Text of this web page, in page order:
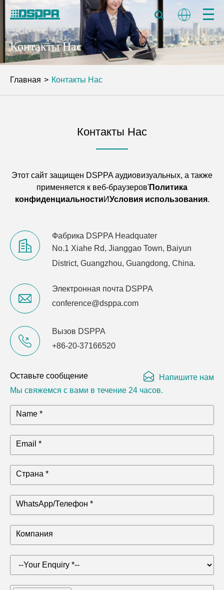
Контакты Нас
Главная Контакты Нас
Контакты Нас
Этот сайт защищен DSPPA аудиовизуальных, а также
применяется к веб-браузеров'Политика
конфиденциальностиИУсловия использования.
Фабрика DSPPA Headquater
No.1 Xiahe Rd, Jianggao Town, Baiyun
District, Guangzhou, Guangdong, China.
Электронная почта DSPPA
conference@dsppa.com
Вызов DSPPA
+86-20-37166520
Оставьте сообщение
Мы свяжемся с вами в течение 24 часов.
Напишите нам
Name *
Email *
Страна *
WhatsApp/Телефон *
Компания